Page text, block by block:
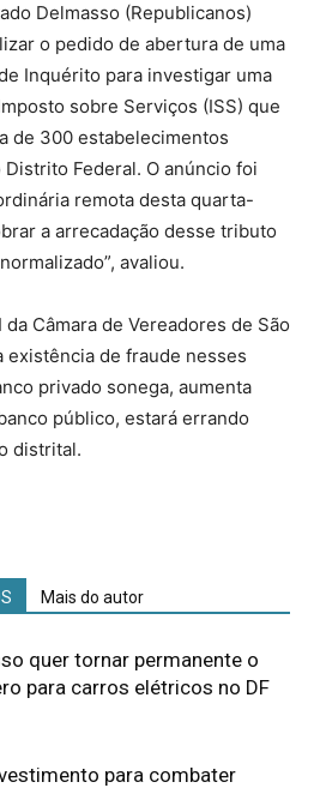
Delmasso (Republicanos)
o pedido de abertura de uma
Inquérito para investigar uma
sobre Serviços (ISS) que
de 300 estabelecimentos
Federal. O anúncio foi
remota desta quarta-
a arrecadação desse tributo
avaliou.
Câmara de Vereadores de São
existência de fraude nesses
privado sonega, aumenta
público, estará errando
distrital.
Mais do autor
quer tornar permanente o
para carros elétricos no DF
para combater